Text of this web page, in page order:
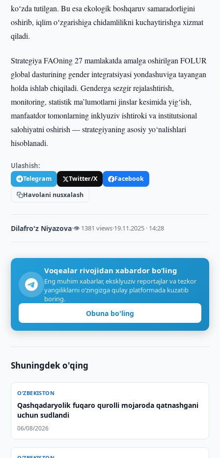
koʻzda tutilgan. Bu esa ekologik boshqaruv samaradorligini
oshirib, iqlim oʻzgarishiga chidamlilikni kuchaytirishga xizmat
qiladi.
Strategiya FAOning 27 mamlakatda amalga oshirilgan FOLUR
global dasturining gender integratsiyasi yondashuviga tayangan
holda ishlab chiqiladi. Genderga sezgir rejalashtirish,
monitoring, statistik ma’lumotlarni jinslar kesimida yig‘ish,
manfaatdor tomonlarning inklyuziv ishtiroki va institutsional
salohiyatni oshirish — strategiyaning asosiy yo‘nalishlari
hisoblanadi.
Ulashish:
Telegram Twitter/X
Facebook
Havolani nusxalash
Dilafro'z Niyazova·👁 1381 views·19.11.2025 · 14:28
Voqealar rivojidan xabardor bo‘ling
Eng muhim xabarlar, eksklyuziv reportajlar va tezkor
yangiliklarni o‘zingizga qulay platformada kuzatib
boring.
Obuna bo'ling
Shuningdek o'qing
O‘ZBEKISTON
Qashqadaryolik fuqaro qurolli mojaroda qatnashgani
uchun sudlandi
06/08/2026